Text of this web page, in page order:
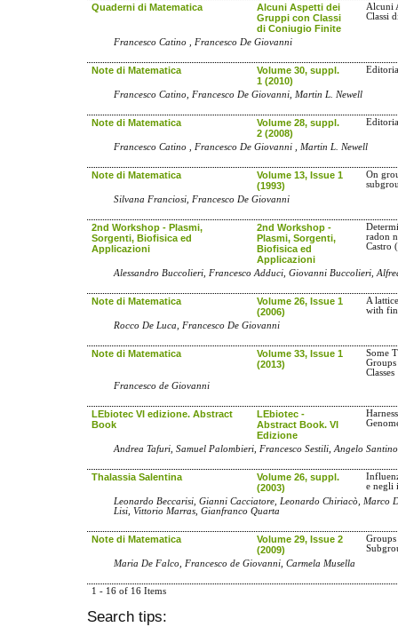
Quaderni di Matematica
Alcuni Aspetti dei
Gruppi con Classi
di Coniugio Finite
Alcuni
Classi
Francesco Catino , Francesco De Giovanni
Note di Matematica
Volume 30, suppl.
1 (2010)
Francesco Catino, Francesco De Giovanni, Martin L. Newell
Note di Matematica
Volume 28, suppl.
2 (2008)
Francesco Catino , Francesco De Giovanni , Martin L. Newell
Note di Matematica
Volume 13, Issue 1
(1993)
On
Silvana Franciosi, Francesco De Giovanni
2nd Workshop - Plasmi,
Sorgenti, Biofisica ed
Applicazioni
2nd Workshop -
Plasmi, Sorgenti,
Biofisica ed
Applicazioni
radon
Castro
Alessandro Buccolieri, Francesco Adduci, Giovanni Buccolieri,
Note di Matematica
Volume 26, Issue 1
(2006)
A
with
Rocco De Luca, Francesco De Giovanni
Note di Matematica
Volume 33, Issue 1
(2013)
Some
Classes
Francesco de Giovanni
LEbiotec VI edizione. Abstract
Book
LEbiotec -
Abstract Book. VI
Edizione
Andrea Tafuri, Samuel Palombieri, Francesco Sestili, Angelo
Thalassia Salentina
Volume 26, suppl.
(2003)
e negli
Leonardo Beccarisi, Gianni Cacciatore, Leonardo Chiriacò, Marco
Lisi, Vittorio Marras, Gianfranco Quarta
Note di Matematica
Volume 29, Issue 2
(2009)
Maria De Falco, Francesco de Giovanni, Carmela Musella
1 - 16 of 16 Items
Search tips: